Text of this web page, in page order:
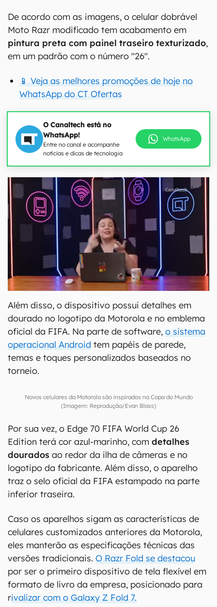
De acordo com as imagens, o celular dobrável
Moto Razr modificado tem acabamento em
pintura preta com painel traseiro texturizado,
em um padrão com o número "26".
📱 Veja as melhores promoções de hoje no
WhatsApp do CT Ofertas
O Canaltech está no
WhatsApp!
Entre no canal e acompanhe
notícias e dicas de tecnologia
WhatsApp
Além disso, o dispositivo possui detalhes em
dourado no logotipo da Motorola e no emblema
oficial da FIFA. Na parte de software, o sistema
operacional Android tem papéis de parede,
temas e toques personalizados baseados no
torneio.
Novos celulares da Motorola são inspirados na Copa do Mundo
(Imagem: Reprodução/Evan Blass)
Por sua vez, o Edge 70 FIFA World Cup 26
Edition terá cor azul-marinho, com detalhes
dourados ao redor da ilha de câmeras e no
logotipo da fabricante. Além disso, o aparelho
traz o selo oficial da FIFA estampado na parte
inferior traseira.
Caso os aparelhos sigam as características de
celulares customizados anteriores da Motorola,
eles manterão as especificações técnicas das
versões tradicionais. O Razr Fold se destacou
por ser o primeiro dispositivo de tela flexível em
formato de livro da empresa, posicionado para
rivalizar com o Galaxy Z Fold 7.